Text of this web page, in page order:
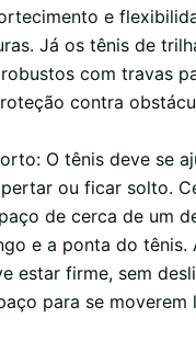
e
Já os tênis de
com travas
contra
O tênis deve se
ou ficar solto.
de cerca de um
e a ponta do tênis.
estar firme, sem
para se moverem